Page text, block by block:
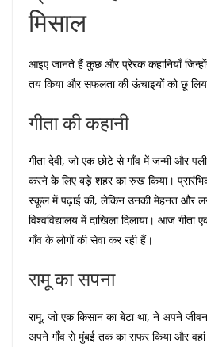
मिसाल
आइए जानते हैं कुछ और प्रेरक कहानियाँ
तय किया और सफलता की ऊंचाइयों को छू
गीता की कहानी
गीता देवी, जो एक छोटे से गाँव में जन्मी और
करने के लिए बड़े शहर का रुख किया।
स्कूल में पढ़ाई की, लेकिन उनकी मेहनत और
विश्वविद्यालय में दाखिला दिलाया। आज
गाँव के लोगों की सेवा कर रही हैं।
रामू का सपना
रामू, जो एक किसान का बेटा था, ने अपने जीवन
अपने गाँव से मुंबई तक का सफर किया और